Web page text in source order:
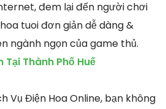
đem lại đến người chơi
tuoi đơn giản dễ dàng &
ngành ngọn của game thủ.
Thành Phố Huế
Vụ Điện Hoa Online, bạn không